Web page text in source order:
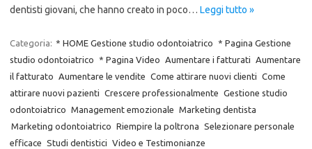
dentisti giovani, che hanno creato in poco… Leggi tutto »
Categoria: * HOME Gestione studio odontoiatrico
* Pagina Gestione
studio odontoiatrico
* Pagina Video Aumentare i fatturati Aumentare
il fatturato Aumentare le vendite Come attirare nuovi clienti Come
attirare nuovi pazienti Crescere professionalmente Gestione studio
odontoiatrico Management emozionale Marketing dentista
Marketing odontoiatrico Riempire la poltrona Selezionare personale
efficace Studi dentistici Video e Testimonianze